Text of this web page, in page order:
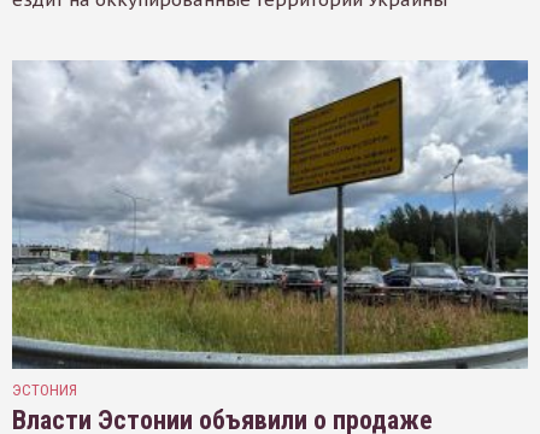
ЭСТОНИЯ
Власти Эстонии объявили о продаже